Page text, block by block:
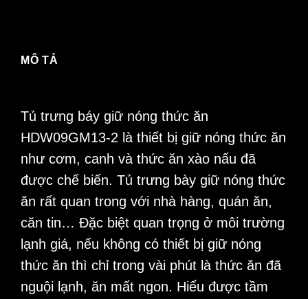
MÔ TẢ
Tủ trưng báy giữ nóng thức ăn
HDW09GM13-2 là thiết bị giữ nóng thức ăn
như cơm, canh và thức ăn xào nấu đã
được chế biến. Tủ trưng bày giữ nóng thức
ăn rất quan trong với nhà hàng, quán ăn,
căn tin… Đặc biệt quan trọng ở môi trường
lạnh giá, nếu không có thiết bị giữ nóng
thức ăn thì chỉ trong vài phút là thức ăn đã
nguội lạnh, ăn mất ngon. Hiểu được tầm